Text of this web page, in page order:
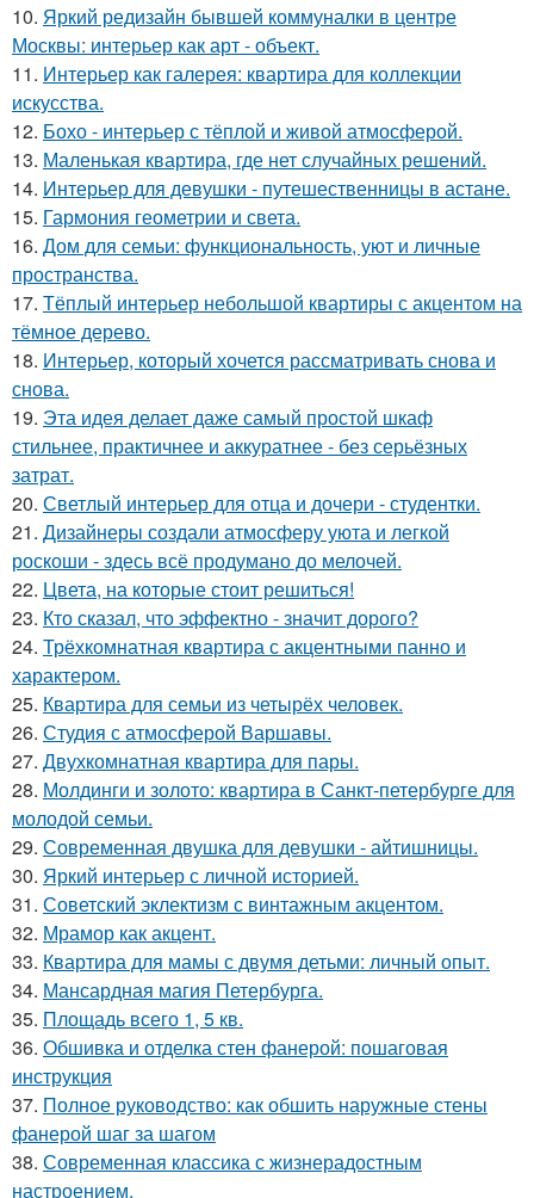
10. Яркий редизайн бывшей коммуналки в центре
Москвы: интерьер как арт - объект.
11. Интерьер как галерея: квартира для коллекции
искусства.
12. Бохо - интерьер с тёплой и живой атмосферой.
13. Маленькая квартира, где нет случайных решений.
14. Интерьер для девушки - путешественницы в астане.
15. Гармония геометрии и света.
16. Дом для семьи: функциональность, уют и личные
пространства.
17. Тёплый интерьер небольшой квартиры с акцентом на
тёмное дерево.
18. Интерьер, который хочется рассматривать снова и
снова.
19. Эта идея делает даже самый простой шкаф
стильнее, практичнее и аккуратнее - без серьёзных
затрат.
20. Светлый интерьер для отца и дочери - студентки.
21. Дизайнеры создали атмосферу уюта и легкой
роскоши - здесь всё продумано до мелочей.
22. Цвета, на которые стоит решиться!
23. Кто сказал, что эффектно - значит дорого?
24. Трёхкомнатная квартира с акцентными панно и
характером.
25. Квартира для семьи из четырёх человек.
26. Студия с атмосферой Варшавы.
27. Двухкомнатная квартира для пары.
28. Молдинги и золото: квартира в Санкт-петербурге для
молодой семьи.
29. Современная двушка для девушки - айтишницы.
30. Яркий интерьер с личной историей.
31. Советский эклектизм с винтажным акцентом.
32. Мрамор как акцент.
33. Квартира для мамы с двумя детьми: личный опыт.
34. Мансардная магия Петербурга.
35. Площадь всего 1, 5 кв.
36. Обшивка и отделка стен фанерой: пошаговая
инструкция
37. Полное руководство: как обшить наружные стены
фанерой шаг за шагом
38. Современная классика с жизнерадостным
настроением.